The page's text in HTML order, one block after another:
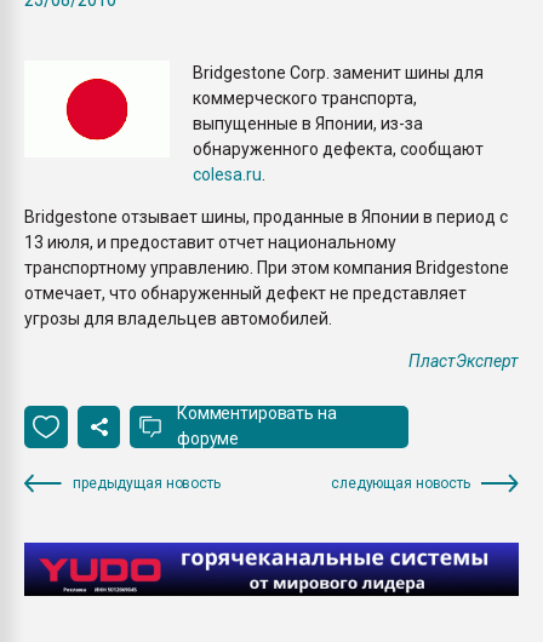
Bridgestone Corp. заменит шины для
коммерческого транспорта,
выпущенные в Японии, из-за
обнаруженного дефекта, сообщают
colesa.ru
Bridgestone отзывает шины, проданные в Японии в период с
13 июля, и предоставит отчет национальному
транспортному управлению. При этом компания Bridgestone
отмечает, что обнаруженный дефект не представляет
угрозы для владельцев автомобилей.
ПластЭксперт
Комментировать на
форуме
предыдущая новость следующая новость